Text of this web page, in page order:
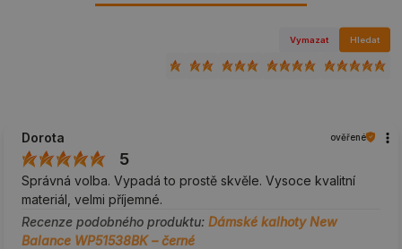
Vymazat Hledat
Dorota ověřené
5
Správná volba. Vypadá to prostě skvěle. Vysoce kvalitní
materiál, velmi příjemné.
Recenze podobného produktu: Dámské kalhoty New
Balance WP51538BK – černé